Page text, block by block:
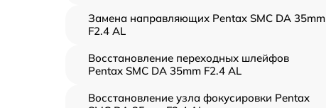
Замена направляющих Pentax SMC DA 35mm
F2.4 AL
Восстановление переходных шлейфов
Pentax SMC DA 35mm F2.4 AL
Восстановление узла фокусировки Pentax